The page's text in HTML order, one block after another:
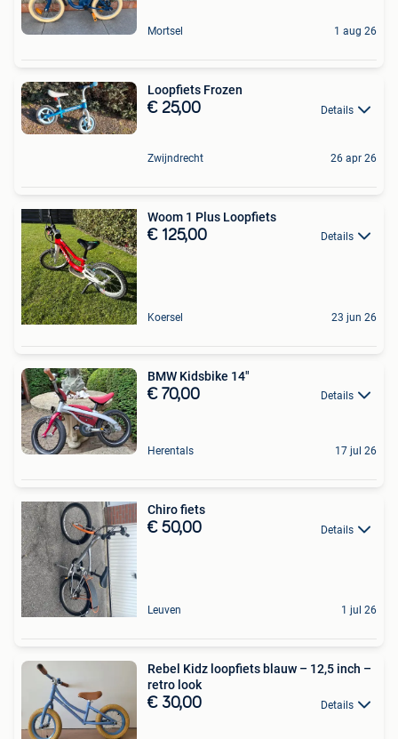
Mortsel 1 aug 26
Loopfiets Frozen
€ 25,00 Details
Zwijndrecht 26 apr 26
Woom 1 Plus Loopfiets
€ 125,00 Details
Koersel 23 jun 26
BMW Kidsbike 14"
€ 70,00 Details
Herentals 17 jul 26
Chiro fiets
€ 50,00 Details
Leuven 1 jul 26
Rebel Kidz loopfiets blauw – 12,5 inch –
retro look
€ 30,00 Details